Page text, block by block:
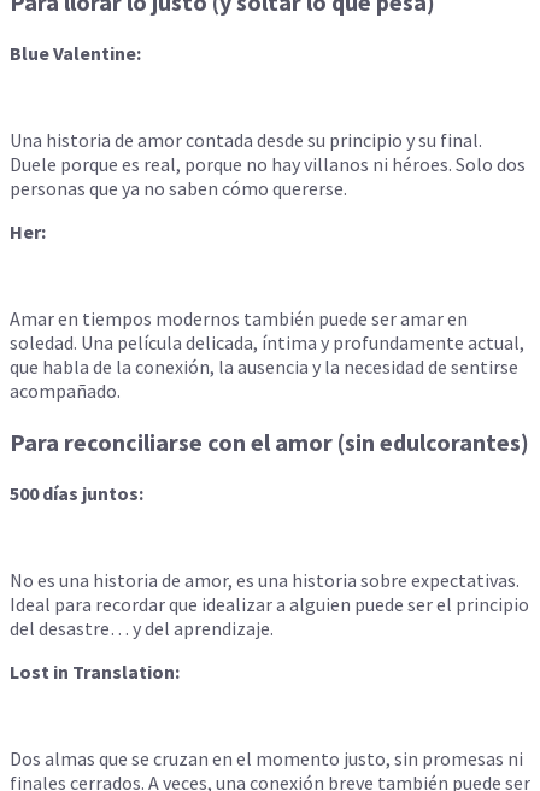
Blue Valentine:
Una historia de amor contada desde su principio y su final.
Duele porque es real, porque no hay villanos ni héroes. Solo dos
personas que ya no saben cómo quererse.
Her:
Amar en tiempos modernos también puede ser amar en
soledad. Una película delicada, íntima y profundamente actual,
que habla de la conexión, la ausencia y la necesidad de sentirse
acompañado.
Para reconciliarse con el amor (sin edulcorantes)
500 días juntos:
No es una historia de amor, es una historia sobre expectativas.
Ideal para recordar que idealizar a alguien puede ser el principio
del desastre… y del aprendizaje.
Lost in Translation:
Dos almas que se cruzan en el momento justo, sin promesas ni
finales cerrados. A veces, una conexión breve también puede ser